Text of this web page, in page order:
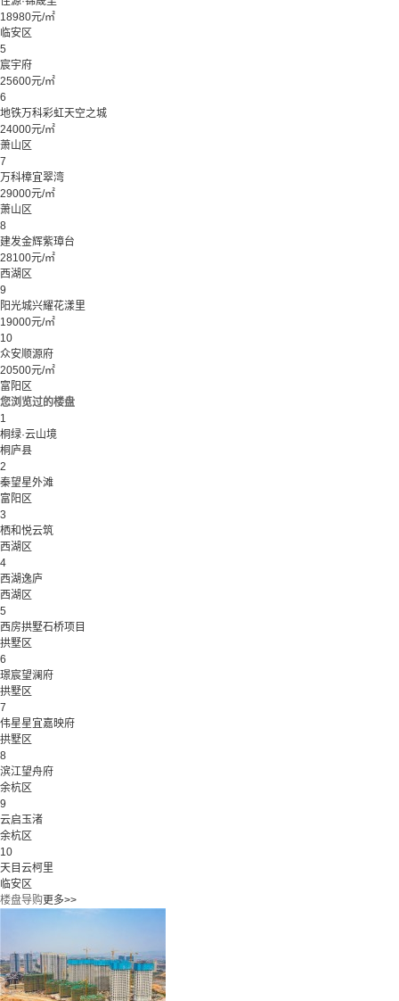
18980元/㎡
临安区
5
宸宇府
25600元/㎡
6
地铁万科彩虹天空之城
24000元/㎡
萧山区
7
万科樟宜翠湾
29000元/㎡
萧山区
8
建发金辉紫璋台
28100元/㎡
西湖区
9
阳光城兴耀花漾里
19000元/㎡
10
众安顺源府
20500元/㎡
富阳区
您浏览过的楼盘
1
桐绿·云山境
桐庐县
2
秦望星外滩
富阳区
3
栖和悦云筑
西湖区
4
西湖逸庐
西湖区
5
西房拱墅石桥项目
拱墅区
6
璟宸望澜府
拱墅区
7
伟星星宜嘉映府
拱墅区
8
滨江望舟府
余杭区
9
云启玉渚
余杭区
10
天目云柯里
临安区
楼盘导购更多>>